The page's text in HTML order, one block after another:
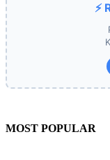
⚡
MOST POPULAR